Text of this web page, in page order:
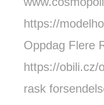
https://
Oppdag Flere
https://obili.cz/
rask